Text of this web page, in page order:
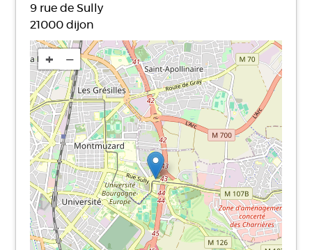
9 rue de Sully
21000 dijon
+ −